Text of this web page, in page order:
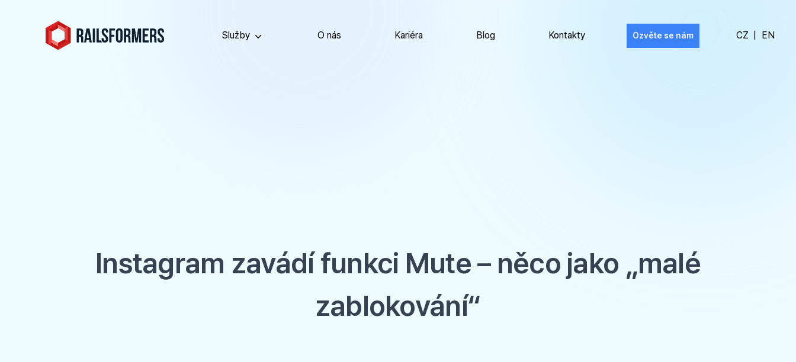
Služby O nás Kariéra Blog Kontakty Ozvěte se nám CZ EN
Instagram zavádí funkci Mute – něco jako „malé
zablokování“